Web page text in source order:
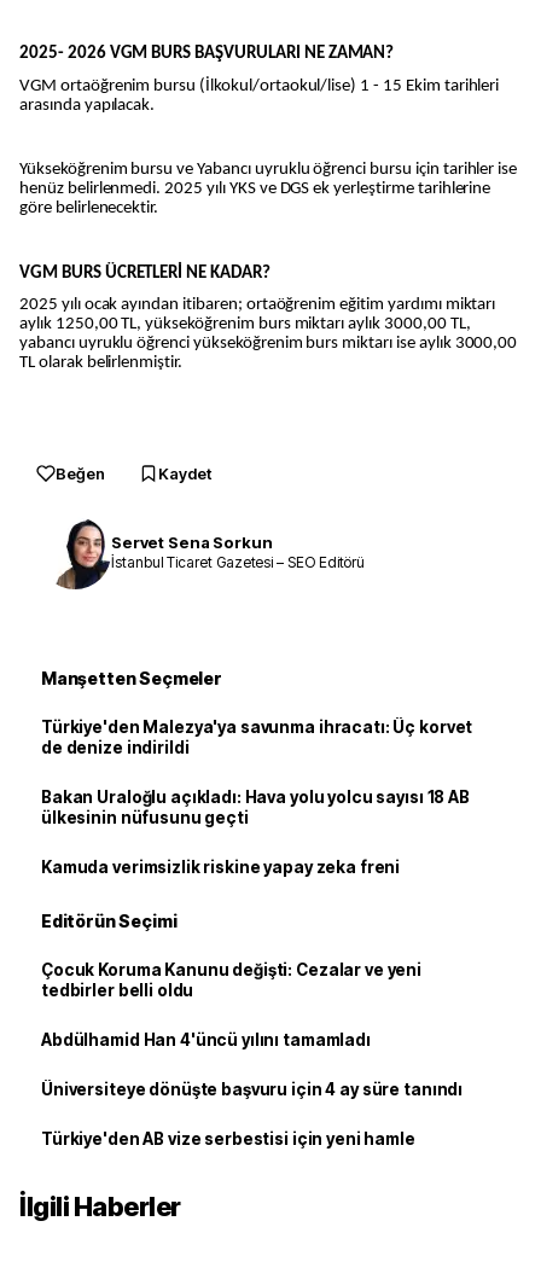
2025- 2026 VGM BURS BAŞVURULARI NE ZAMAN?
VGM ortaöğrenim bursu (İlkokul/ortaokul/lise) 1 - 15 Ekim tarihleri
arasında yapılacak.
Yükseköğrenim bursu ve Yabancı uyruklu öğrenci bursu için tarihler ise
henüz belirlenmedi. 2025 yılı YKS ve DGS ek yerleştirme tarihlerine
göre belirlenecektir.
VGM BURS ÜCRETLERİ NE KADAR?
2025 yılı ocak ayından itibaren; ortaöğrenim eğitim yardımı miktarı
aylık 1250,00 TL, yükseköğrenim burs miktarı aylık 3000,00 TL,
yabancı uyruklu öğrenci yükseköğrenim burs miktarı ise aylık 3000,00
TL olarak belirlenmiştir.
Beğen Kaydet
Servet Sena Sorkun
İstanbul Ticaret Gazetesi – SEO Editörü
Manşetten Seçmeler
Türkiye'den Malezya'ya savunma ihracatı: Üç korvet
de denize indirildi
Bakan Uraloğlu açıkladı: Hava yolu yolcu sayısı 18 AB
ülkesinin nüfusunu geçti
Kamuda verimsizlik riskine yapay zeka freni
Editörün Seçimi
Çocuk Koruma Kanunu değişti: Cezalar ve yeni
tedbirler belli oldu
Abdülhamid Han 4'üncü yılını tamamladı
Üniversiteye dönüşte başvuru için 4 ay süre tanındı
Türkiye'den AB vize serbestisi için yeni hamle
İlgili Haberler